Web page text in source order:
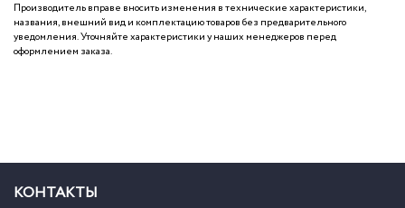
Производитель вправе вносить изменения в технические характеристики,
названия, внешний вид и комплектацию товаров без предварительного
уведомления. Уточняйте характеристики у наших менеджеров перед
оформлением заказа.
КОНТАКТЫ